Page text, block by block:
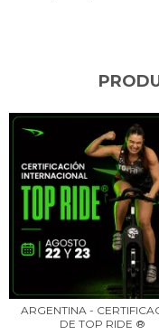
ARGENTINA -
DE TOP RIDE ®